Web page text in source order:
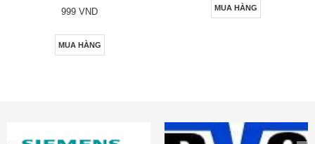
999 VND
MUA HÀNG
MUA HÀNG